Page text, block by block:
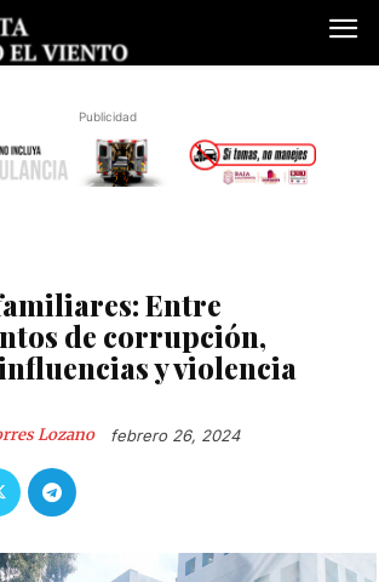
Publicidad
Entre
de corrupción,
y violencia
Lozano febrero 26, 2024